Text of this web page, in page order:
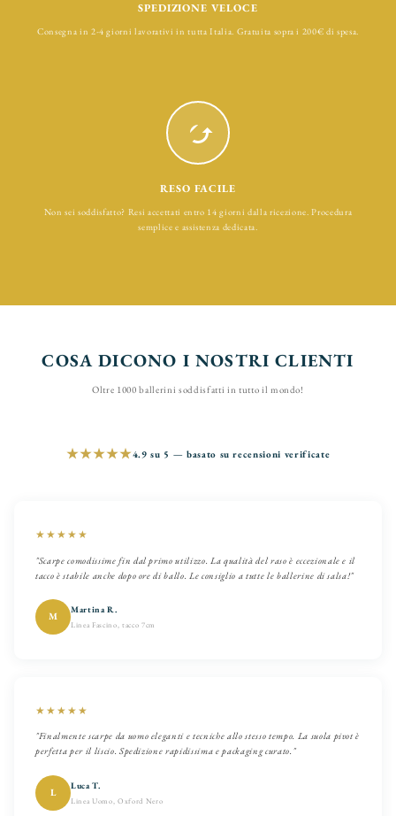
SPEDIZIONE VELOCE
Consegna in 2-4 giorni lavorativi in tutta Italia. Gratuita sopra i 200€ di spesa.
RESO FACILE
Non sei soddisfatto? Resi accettati entro 14 giorni dalla ricezione. Procedura
semplice e assistenza dedicata.
COSA DICONO I NOSTRI CLIENTI
Oltre 1000 ballerini soddisfatti in tutto il mondo!
★★★★★4.9 su 5 — basato su recensioni verificate
★★★★★
"Scarpe comodissime fin dal primo utilizzo. La qualità del raso è eccezionale e il
tacco è stabile anche dopo ore di ballo. Le consiglio a tutte le ballerine di salsa!"
M
Martina R.
Linea Fascino, tacco 7cm
★★★★★
"Finalmente scarpe da uomo eleganti e tecniche allo stesso tempo. La suola pivot è
perfetta per il liscio. Spedizione rapidissima e packaging curato."
L
Luca T.
Linea Uomo, Oxford Nero